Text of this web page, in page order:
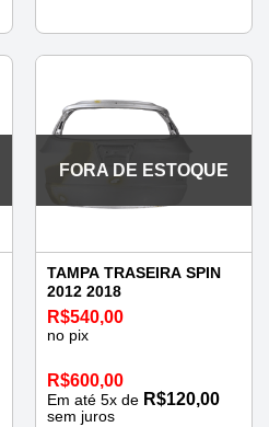
FORA DE ESTOQUE
TAMPA TRASEIRA SPIN
2012 2018
R$540,00
no pix
R$600,00
Em até 5x de R$120,00
sem juros